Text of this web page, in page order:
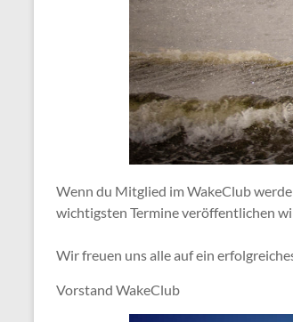
Wenn du Mitglied im WakeClub
wichtigsten Termine veröffentlichen
Wir freuen uns alle auf ein
Vorstand WakeClub